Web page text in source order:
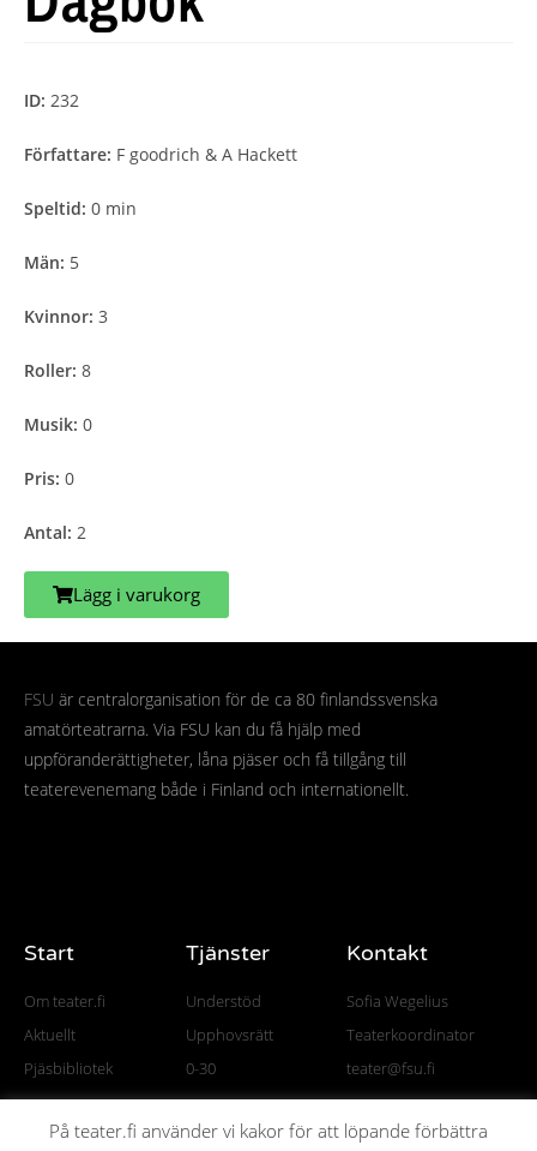
ID: 232
Författare: F goodrich & A Hackett
Speltid: 0 min
Män: 5
Kvinnor: 3
Roller: 8
Musik: 0
Pris: 0
Antal: 2
Lägg i varukorg
FSU är centralorganisation för de ca 80 finlandssvenska
amatörteatrarna. Via FSU kan du få hjälp med
uppföranderättigheter, låna pjäser och få tillgång till
teaterevenemang både i Finland och internationellt.
Start
Om teater.fi
Aktuellt
Pjäsbibliotek
Tjänster
Understöd
Upphovsrätt
0-30
Kontakt
Sofia Wegelius
Teaterkoordinator
teater@fsu.fi
På teater.fi använder vi kakor för att löpande förbättra